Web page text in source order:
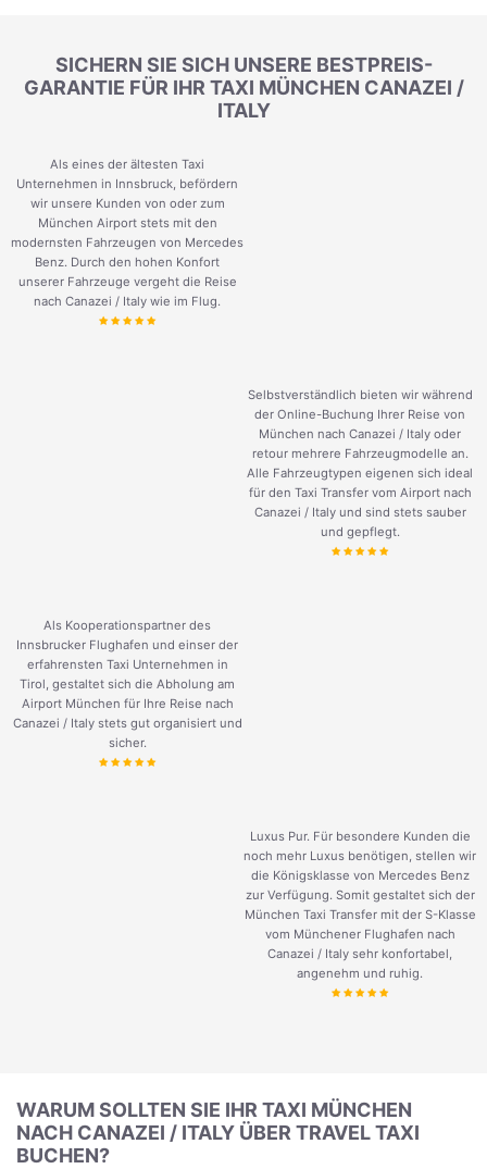
SICHERN SIE SICH UNSERE BESTPREIS-
GARANTIE FÜR IHR TAXI MÜNCHEN CANAZEI /
ITALY
Als eines der ältesten Taxi
Unternehmen in Innsbruck, befördern
wir unsere Kunden von oder zum
München Airport stets mit den
modernsten Fahrzeugen von Mercedes
Benz. Durch den hohen Konfort
unserer Fahrzeuge vergeht die Reise
nach Canazei / Italy wie im Flug.
Selbstverständlich bieten wir während
der Online-Buchung Ihrer Reise von
München nach Canazei / Italy oder
retour mehrere Fahrzeugmodelle an.
Alle Fahrzeugtypen eigenen sich ideal
für den Taxi Transfer vom Airport nach
Canazei / Italy und sind stets sauber
und gepflegt.
Als Kooperationspartner des
Innsbrucker Flughafen und einser der
erfahrensten Taxi Unternehmen in
Tirol, gestaltet sich die Abholung am
Airport München für Ihre Reise nach
Canazei / Italy stets gut organisiert und
sicher.
Luxus Pur. Für besondere Kunden die
noch mehr Luxus benötigen, stellen wir
die Königsklasse von Mercedes Benz
zur Verfügung. Somit gestaltet sich der
München Taxi Transfer mit der S-Klasse
vom Münchener Flughafen nach
Canazei / Italy sehr konfortabel,
angenehm und ruhig.
WARUM SOLLTEN SIE IHR TAXI MÜNCHEN
NACH CANAZEI / ITALY ÜBER TRAVEL TAXI
BUCHEN?